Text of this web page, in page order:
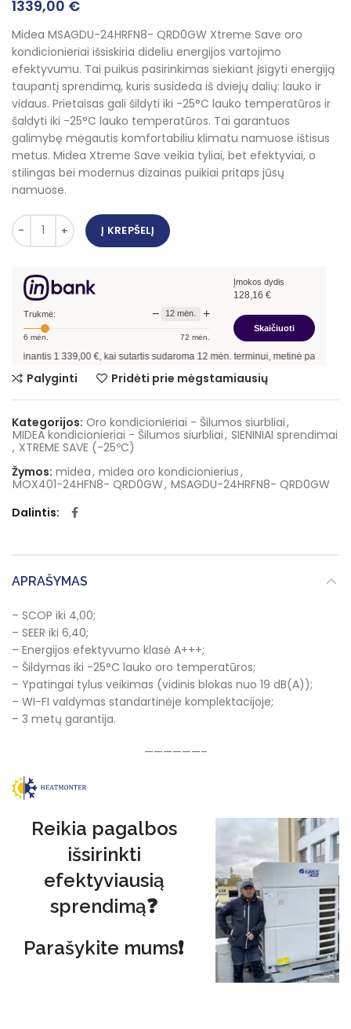
1339,00 €
Midea MSAGDU-24HRFN8- QRD0GW Xtreme Save oro
kondicionieriai išsiskiria dideliu energijos vartojimo
efektyvumu. Tai puikus pasirinkimas siekiant įsigyti energiją
taupantį sprendimą, kuris susideda iš dviejų dalių: lauko ir
vidaus. Prietaisas gali šildyti iki -25°C lauko temperatūros ir
šaldyti iki -25°C lauko temperatūros. Tai garantuos
galimybę mėgautis komfortabiliu klimatu namuose ištisus
metus. Midea Xtreme Save veikia tyliai, bet efektyviai, o
stilingas bei modernus dizainas puikiai pritaps jūsų
namuose.
Į KREPŠELĮ
Trukmė: − 12 mėn. +
6 mėn. 72 mėn.
Įmokos dydis
128,16 €
Skaičiuoti
1 339,00€, kai sutartis sudaroma12mėn. terminui, metinė palūkanų norma
Palyginti Pridėti prie mėgstamiausių
Kategorijos: Oro kondicionieriai - Šilumos siurbliai,
MIDEA kondicionieriai - Šilumos siurbliai, SIENINIAI sprendimai
, XTREME SAVE (-25ºC)
Žymos: midea, midea oro kondicionierius,
MOX401-24HFN8- QRD0GW, MSAGDU-24HRFN8- QRD0GW
Dalintis
APRAŠYMAS
– SCOP iki 4,00;
– SEER iki 6,40;
– Energijos efektyvumo klasė A+++;
– Šildymas iki -25°C lauko oro temperatūros;
– Ypatingai tylus veikimas (vidinis blokas nuo 19 dB(A));
– WI-FI valdymas standartinėje komplektacijoje;
– 3 metų garantija.
——————–
Reikia pagalbos
išsirinkti
efektyviausią
sprendimą❓
Parašykite mums❗